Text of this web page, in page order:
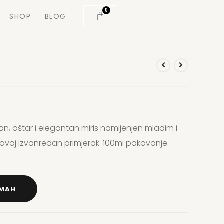
SHOP BLOG
0
oštar i elegantan miris namijenjen mladim i
izvanredan primjerak. 100ml pakovanje.